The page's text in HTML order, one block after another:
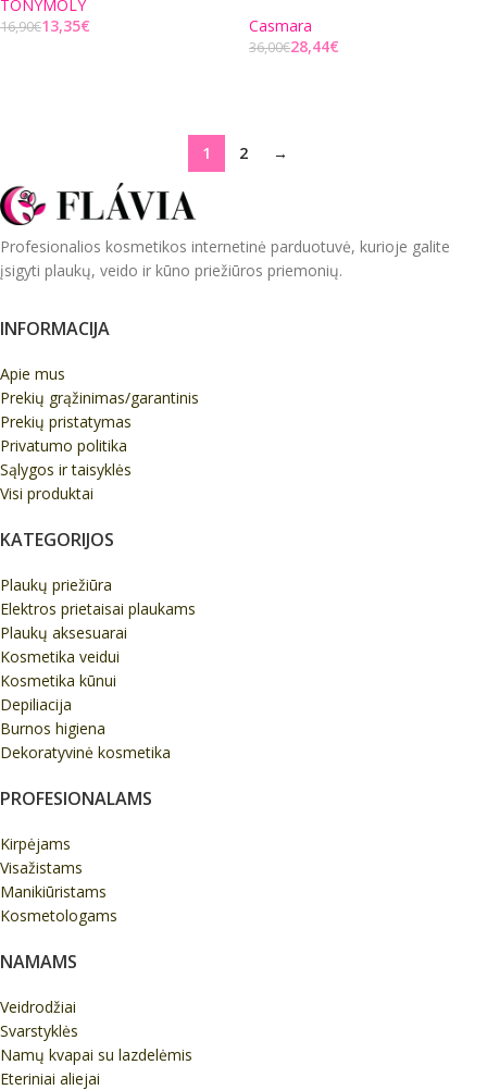
TONYMOLY
16,90€13,35€ Casmara
36,00€28,44€
1 2 →
Profesionalios kosmetikos internetinė parduotuvė, kurioje galite
įsigyti plaukų, veido ir kūno priežiūros priemonių.
INFORMACIJA
Apie mus
Prekių grąžinimas/garantinis
Prekių pristatymas
Privatumo politika
Sąlygos ir taisyklės
Visi produktai
KATEGORIJOS
Plaukų priežiūra
Elektros prietaisai plaukams
Plaukų aksesuarai
Kosmetika veidui
Kosmetika kūnui
Depiliacija
Burnos higiena
Dekoratyvinė kosmetika
PROFESIONALAMS
Kirpėjams
Visažistams
Manikiūristams
Kosmetologams
NAMAMS
Veidrodžiai
Svarstyklės
Namų kvapai su lazdelėmis
Eteriniai aliejai